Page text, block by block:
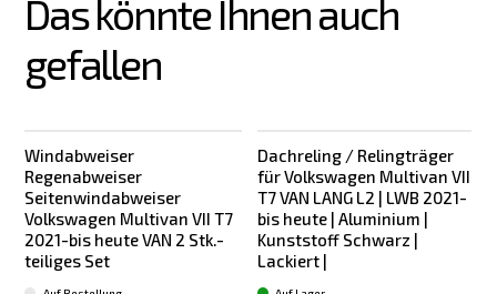
Das könnte Ihnen auch
gefallen
Windabweiser
Regenabweiser
Seitenwindabweiser
Volkswagen Multivan VII T7
2021-bis heute VAN 2 Stk.-
teiliges Set
Neu
Dachreling / Relingträger
für Volkswagen Multivan VII
T7 VAN LANG L2 | LWB 2021-
bis heute | Aluminium |
Kunststoff Schwarz |
Lackiert |